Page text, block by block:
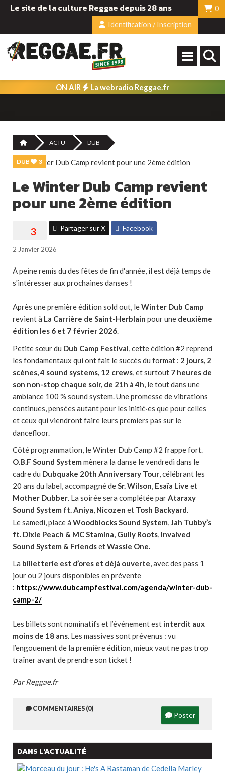
Le site de la culture Reggae depuis 28 ans
0
Identification / Inscription
ON AIR La webradio Reggae.fr
ACTU DUB
DUB 3
Le Winter Dub Camp revient
pour une 2ème édition
Partager sur X Facebook
2 Janvier 2026
À peine remis du des fêtes de fin d'année, il est déjà temps de
s'intéresser aux prochaines danses !
Après une première édition sold out, leWinter Dub Camp
revient à La Carrière de Saint-Herblain pour une deuxième
édition les 6 et 7 février 2026.
Petite sœur du Dub Camp Festival, cette édition #2 reprend
les fondamentaux qui ont fait le succès du format : 2 jours, 2
scènes, 4 sound systems, 12 crews, et surtout 7 heures de
son non-stop chaque soir, de 21h à 4h, le tout dans une
ambiance 100 % sound system. Une promesse de vibrations
continues, pensées autant pour les initié·es que pour celles
et ceux qui viendront faire leurs premiers pas sur le
dancefloor.
Côté programmation, le Winter Dub Camp #2 frappe fort.
O.B.F Sound System mènera la danse le vendredi dans le
cadre du Dubquake 20th Anniversary Tour, célébrant les
20 ans du label, accompagné deSr. Wilson, Esaïa Live et
Mother Dubber. La soirée sera complétée parAtaraxy
Sound System ft. Aniya, Nicozen et Tosh Backyard.
Le samedi, place à Woodblocks Sound System,Jah Tubby’s
ft. Dixie Peach & MC Stamina, Gully Roots, Invalved
Sound System & FriendsetWassie One.
La billetterie est d’ores et déjà ouverte, avec des pass 1
jour ou 2 jours disponibles en prévente
: https://www.dubcampfestival.com/agenda/winter-dub-
camp-2/
Les billets sont nominatifs et l’événement est interdit aux
moins de 18 ans. Les massives sont prévenus : vu
l’engouement de la première édition, mieux vaut ne pas trop
traîner avant de prendre son ticket !
Par Reggae.fr
COMMENTAIRES (0)
Poster
DANS L'ACTUALITÉ